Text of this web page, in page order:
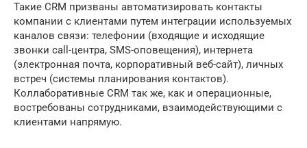
Такие CRM призваны автоматизировать контакты
компании с клиентами путем интеграции используемых
каналов связи: телефонии (входящие и исходящие
звонки call-центра, SMS-оповещения), интернета
(электронная почта, корпоративный веб-сайт), личных
встреч (системы планирования контактов).
Коллаборативные CRM так же, как и операционные,
востребованы сотрудниками, взаимодействующими с
клиентами напрямую.